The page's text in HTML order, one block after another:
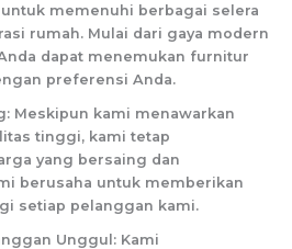
memenuhi berbagai selera
rumah. Mulai dari gaya modern
dapat menemukan furnitur
preferensi Anda.
Meskipun kami menawarkan
tinggi, kami tetap
yang bersaing dan
berusaha untuk memberikan
setiap pelanggan kami.
Unggul: Kami